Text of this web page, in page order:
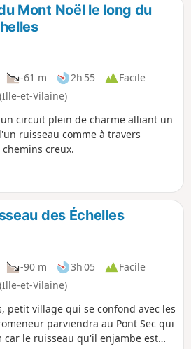
Mont Noël le long du
-61 m 2h 55
Facile
et-Vilaine)
circuit plein de charme alliant un
ruisseau comme à travers
creux.
des Échelles
-90 m 3h 05
Facile
et-Vilaine)
petit village qui se confond avec les
parviendra au Pont Sec qui
car le ruisseau qu'il enjambe est